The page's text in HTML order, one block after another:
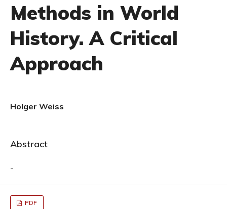
Methods in World
History. A Critical
Approach
Holger Weiss
Abstract
-
PDF